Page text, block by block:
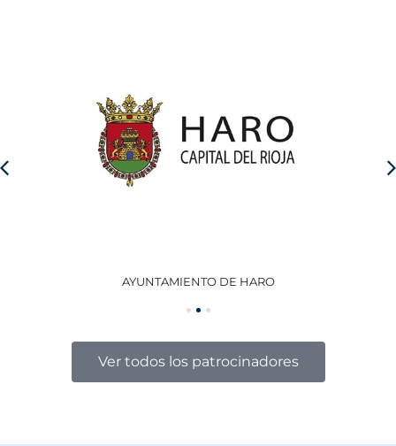
AYUNTAMIENTO DE HARO
Ver todos los patrocinadores